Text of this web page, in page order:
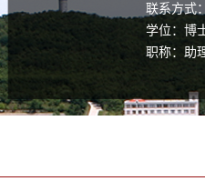
联系方式：
学位：博
职称：助
毕业院校